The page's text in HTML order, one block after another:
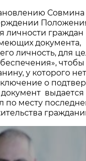
Совмина
личности граждан
документа,
личность, для
у которого
о
документ
по месту